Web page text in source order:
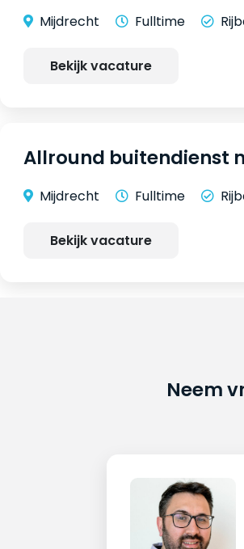
Mijdrecht Fulltime
Bekijk vacature
Allround buitendienst
Mijdrecht Fulltime
Bekijk vacature
Neem